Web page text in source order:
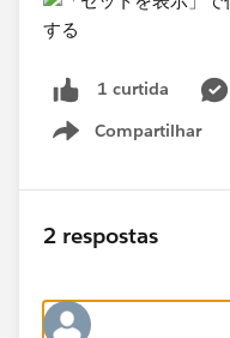
1 curtida
Compartilhar
Show menu
2 respostas